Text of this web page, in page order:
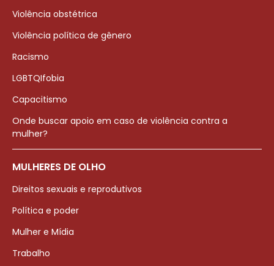
Violência obstétrica
Violência política de gênero
Racismo
LGBTQIfobia
Capacitismo
Onde buscar apoio em caso de violência contra a
mulher?
MULHERES DE OLHO
Direitos sexuais e reprodutivos
Política e poder
Mulher e Mídia
Trabalho